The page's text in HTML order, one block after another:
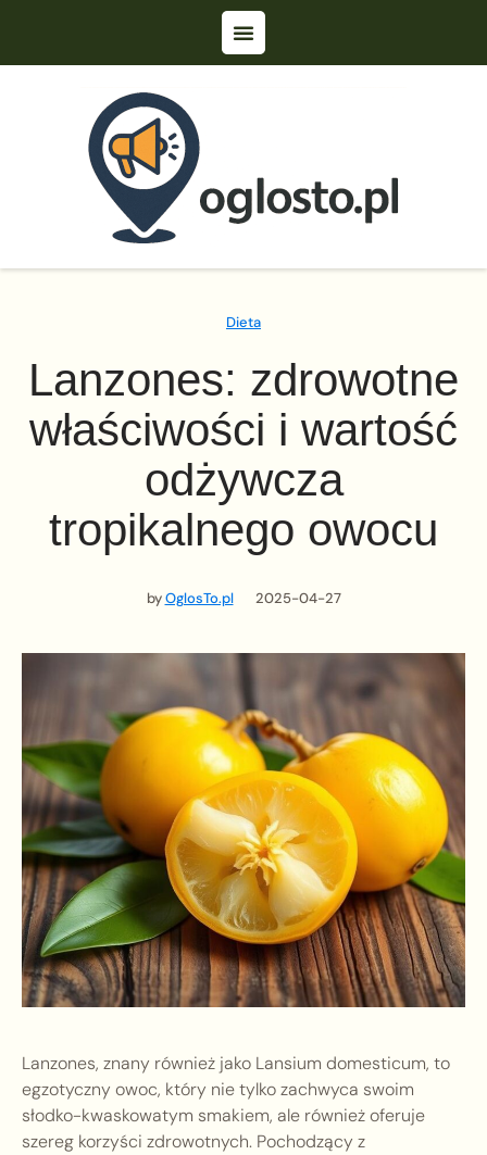
Dieta
Lanzones: zdrowotne
właściwości i wartość
odżywcza
tropikalnego owocu
byOglosTo.pl 2025-04-27
Lanzones, znany również jako Lansium domesticum, to
egzotyczny owoc, który nie tylko zachwyca swoim
słodko-kwaskowatym smakiem, ale również oferuje
szereg korzyści zdrowotnych. Pochodzący z